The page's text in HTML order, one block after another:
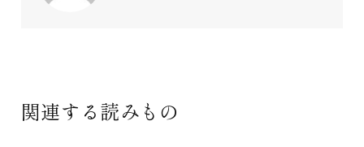
関連する読みもの